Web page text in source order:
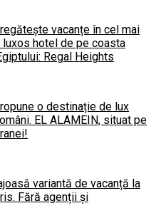
vacanțe în cel mai
luxos hotel de pe coasta
Regal Heights
o destinație de lux
EL ALAMEIN, situat pe
variantă de vacanță la
Fără agenții și